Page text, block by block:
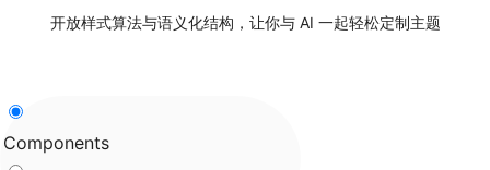
开放样式算法与语义化结构，让你与 AI 一起轻松定制主题
Components